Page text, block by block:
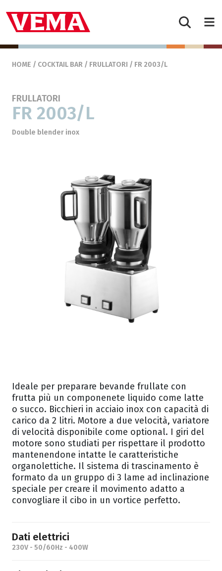
Main Navigation
HOME / COCKTAIL BAR / FRULLATORI / FR 2003/L
FRULLATORI
FR 2003/L
Double blender inox
Ideale per preparare bevande frullate con
frutta più un componenete liquido come latte
o succo. Bicchieri in acciaio inox con capacità di
carico da 2 litri. Motore a due velocità, variatore
di velocità disponibile come optional. I giri del
motore sono studiati per rispettare il prodotto
mantenendone intatte le caratteristiche
organolettiche. Il sistema di trascinamento è
formato da un gruppo di 3 lame ad inclinazione
speciale per creare il movimento adatto a
convogliare il cibo in un vortice perfetto.
Dati elettrici
230V - 50/60Hz - 400W